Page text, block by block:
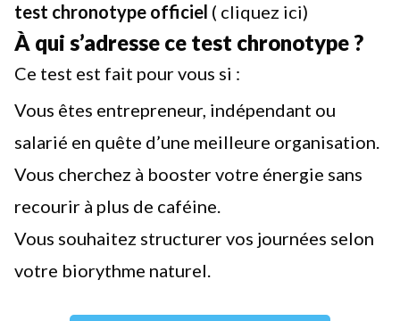
test chronotype officiel ( cliquez ici)
À qui s’adresse ce test chronotype ?
Ce test est fait pour vous si :
Vous êtes entrepreneur, indépendant ou
salarié en quête d’une meilleure organisation.
Vous cherchez à booster votre énergie sans
recourir à plus de caféine.
Vous souhaitez structurer vos journées selon
votre biorythme naturel.